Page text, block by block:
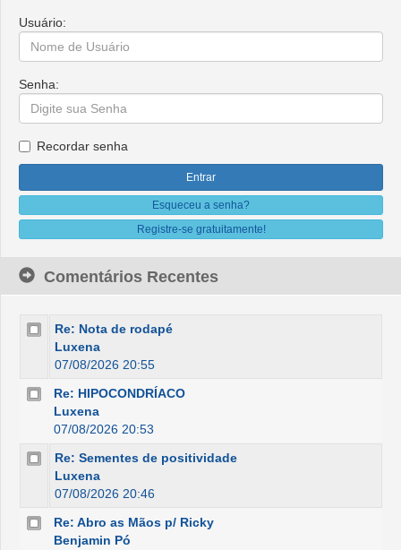
Usuário:
Senha:
Recordar senha
Esqueceu a senha?
Registre-se gratuitamente!
Comentários Recentes
Re: Nota de rodapé
Luxena
07/08/2026 20:55
Re: HIPOCONDRÍACO
Luxena
07/08/2026 20:53
Re: Sementes de positividade
Luxena
07/08/2026 20:46
Re: Abro as Mãos p/ Ricky
Benjamin Pó